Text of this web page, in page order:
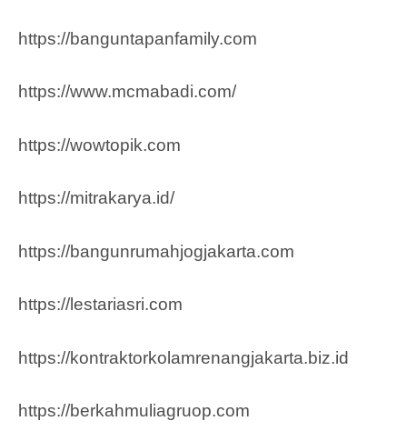
https://banguntapanfamily.com
https://www.mcmabadi.com/
https://wowtopik.com
https://mitrakarya.id/
https://bangunrumahjogjakarta.com
https://lestariasri.com
https://kontraktorkolamrenangjakarta.biz.id
https://berkahmuliagruop.com